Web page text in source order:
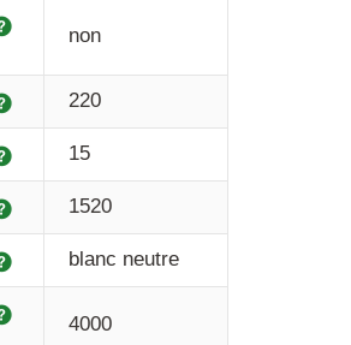
non
Explication
220
Explication
15
Explication
1520
Explicationblanc neutre
4000